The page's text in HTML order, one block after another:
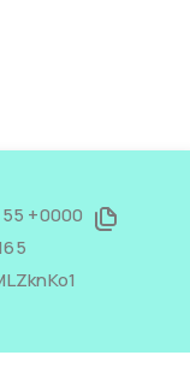
+0000